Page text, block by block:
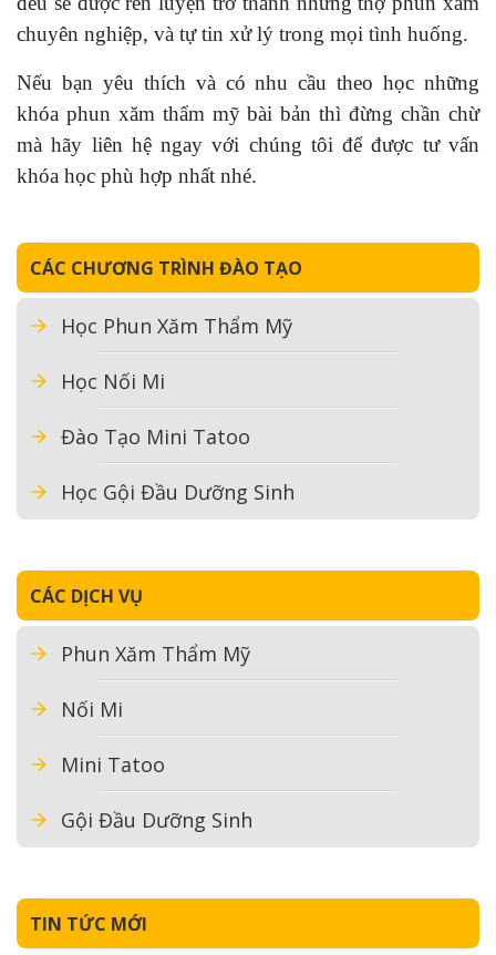
chuyên nghiệp, và tự tin xử lý trong mọi tình huống.
Nếu bạn yêu thích và có nhu cầu theo học những
khóa phun xăm thẩm mỹ bài bản thì đừng chần chừ
mà hãy liên hệ ngay với chúng tôi để được tư vấn
khóa học phù hợp nhất nhé.
CÁC CHƯƠNG TRÌNH ĐÀO TẠO
Học Phun Xăm Thẩm Mỹ
Học Nối Mi
Đào Tạo Mini Tatoo
Học Gội Đầu Dưỡng Sinh
CÁC DỊCH VỤ
Phun Xăm Thẩm Mỹ
Nối Mi
Mini Tatoo
Gội Đầu Dưỡng Sinh
TIN TỨC MỚI